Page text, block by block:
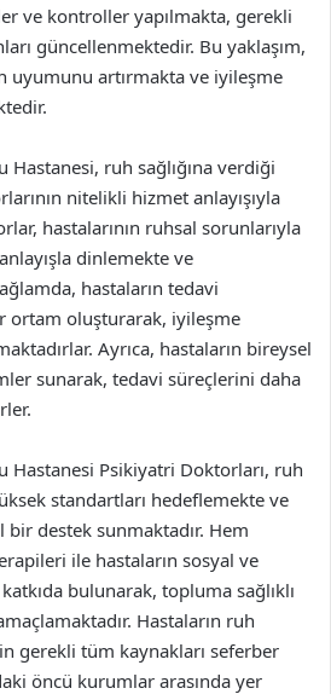
ve kontroller yapılmakta, gerekli
güncellenmektedir. Bu yaklaşım,
uyumunu artırmakta ve iyileşme
Hastanesi, ruh sağlığına verdiği
nitelikli hizmet anlayışıyla
hastalarının ruhsal sorunlarıyla
dinlemekte ve
hastaların tedavi
ortam oluşturarak, iyileşme
Ayrıca, hastaların bireysel
sunarak, tedavi süreçlerini daha
Hastanesi Psikiyatri Doktorları, ruh
standartları hedeflemekte ve
bir destek sunmaktadır. Hem
ile hastaların sosyal ve
bulunarak, topluma sağlıklı
Hastaların ruh
gerekli tüm kaynakları seferber
öncü kurumlar arasında yer